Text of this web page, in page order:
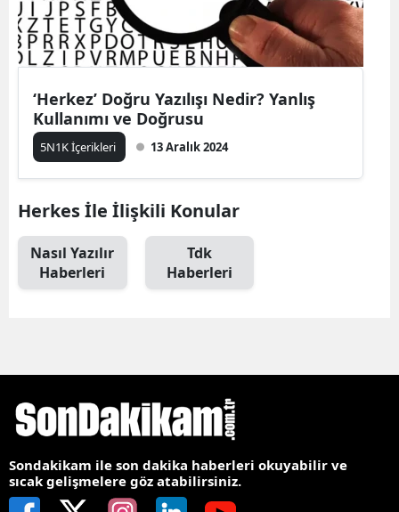
‘Herkez’ Doğru Yazılışı Nedir? Yanlış
Kullanımı ve Doğrusu
5N1K İçerikleri 13 Aralık 2024
Herkes İle İlişkili Konular
Nasıl Yazılır
Haberleri
Tdk
Haberleri
Sondakikam ile son dakika haberleri okuyabilir ve
sıcak gelişmelere göz atabilirsiniz.